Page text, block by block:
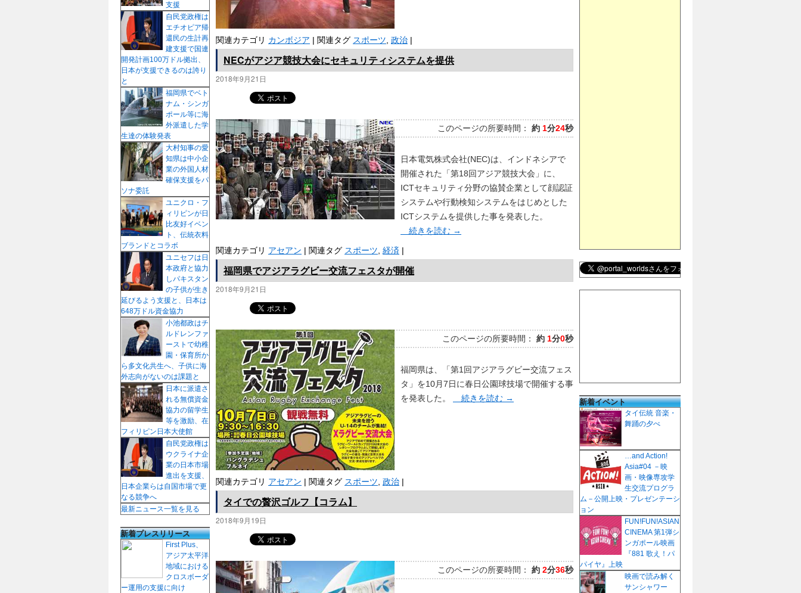
関連カテゴリ カンボジア | 関連タグ スポーツ 政治 |
NECがアジア競技大会にセキュリティシステムを提供
2018年9月21日
このページの所要時間： 約 1分24秒
日本電気株式会社(NEC)は、インドネシアで
開催された「第18回アジア競技大会」に、
ICTセキュリティ分野の協賛企業として顔認証
システムや行動検知システムをはじめとした
ICTシステムを提供した事を発表した。
続きを読む →
関連カテゴリ アセアン | 関連タグ スポーツ 経済 |
福岡県でアジアラグビー交流フェスタが開催
2018年9月21日
このページの所要時間： 約 1分0秒
福岡県は、「第1回アジアラグビー交流フェス
タ」を10月7日に春日公園球技場で開催する事
を発表した。
続きを読む →
関連カテゴリ アセアン | 関連タグ スポーツ 政治 |
タイでの贅沢ゴルフ【コラム】
2018年9月19日
このページの所要時間： 約 2分36秒
支援
自民党政権は
エチオピア帰
還民の生計再
建支援で国連
開発計画100万ドル拠出、
日本が支援できるのは誇り
と
福岡県でベト
ナム・シンガ
ポール等に海
外派遣した学
生達の体験発表
大村知事の愛
知県は中小企
業の外国人材
確保支援をパ
ソナ委託
ユニクロ・フ
ィリピンが日
比友好イベン
ト、伝統衣料
ブランドとコラボ
ユニセフは日
本政府と協力
しパキスタン
の子供が生き
延びるよう支援と、日本は
648万ドル資金協力
小池都政はチ
ルドレンファ
ーストで幼稚
園・保育所か
ら多文化共生へ、子供に海
外志向がないのは課題と
日本に派遣さ
れる無償資金
協力の留学生
等を激励、在
フィリピン日本大使館
自民党政権は
ウクライナ企
業の日本市場
進出を支援、
日本企業らは自国市場で更
なる競争へ
最新ニュース一覧を見る
新着プレスリリース
First Plus、
アジア太平洋
地域における
クロスボーダ
ー運用の支援に向け
新着イベント
タイ伝統 音楽・
舞踊の夕べ
…and Action!
Asia#04 －映
画・映像専攻学
生交流プログラ
ム－公開上映・プレゼンテーシ
ョン
FUN!FUN!ASIAN
CINEMA 第1弾シ
ンガポール映画
『881 歌え！パ
パイヤ』上映
映画で読み解く
サンシャワー